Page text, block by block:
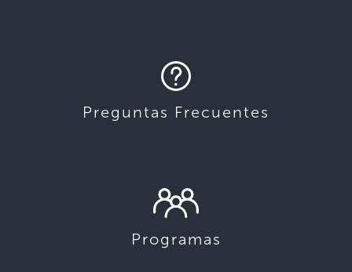
Preguntas Frecuentes
Programas